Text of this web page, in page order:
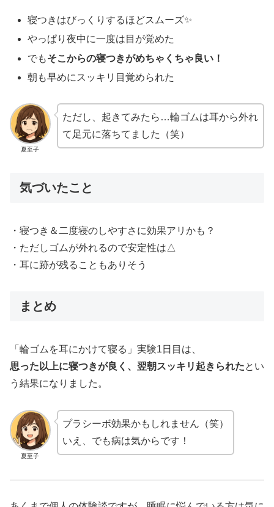
寝つきはびっくりするほどスムーズ✨
やっぱり夜中に一度は目が覚めた
でもそこからの寝つきがめちゃくちゃ良い！
朝も早めにスッキリ目覚められた
夏至子
ただし、起きてみたら…輪ゴムは耳から外れ
て足元に落ちてました（笑）
気づいたこと
・寝つき＆二度寝のしやすさに効果アリかも？
・ただしゴムが外れるので安定性は△
・耳に跡が残ることもありそう
まとめ
「輪ゴムを耳にかけて寝る」実験1日目は、
思った以上に寝つきが良く、翌朝スッキリ起きられたとい
う結果になりました。
夏至子
プラシーボ効果かもしれません（笑）
いえ、でも病は気からです！